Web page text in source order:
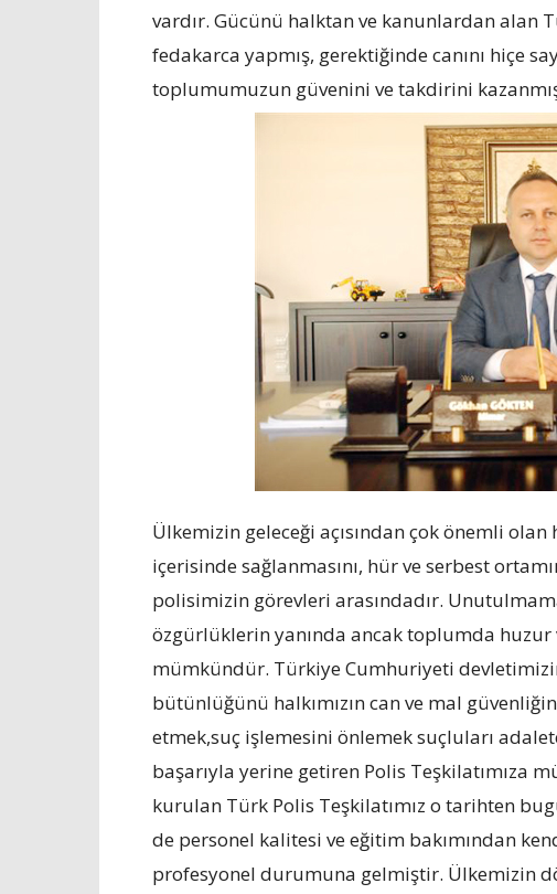
vardır. Gücünü halktan ve kanunlardan alan
fedakarca yapmış, gerektiğinde canını hiçe
toplumumuzun güvenini ve takdirini
Ülkemizin geleceği açısından çok önemli
içerisinde sağlanmasını, hür ve serbest
polisimizin görevleri arasındadır.
özgürlüklerin yanında ancak toplumda huzur
mümkündür. Türkiye Cumhuriyeti
bütünlüğünü halkımızın can ve mal
etmek,suç işlemesini önlemek suçluları
başarıyla yerine getiren Polis Teşkilatımıza
kurulan Türk Polis Teşkilatımız o tarihten
de personel kalitesi ve eğitim bakımından
profesyonel durumuna gelmiştir. Ülkemizin